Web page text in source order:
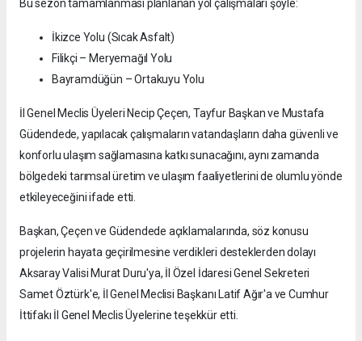
Bu sezon tamamlanması planlanan yol çalışmaları şöyle:
İkizce Yolu (Sıcak Asfalt)
Filikçi – Meryemağıl Yolu
Bayramdüğün – Ortakuyu Yolu
İl Genel Meclis Üyeleri Necip Çeçen, Tayfur Başkan ve Mustafa
Güdendede, yapılacak çalışmaların vatandaşların daha güvenli ve
konforlu ulaşım sağlamasına katkı sunacağını, aynı zamanda
bölgedeki tarımsal üretim ve ulaşım faaliyetlerini de olumlu yönde
etkileyeceğini ifade etti.
Başkan, Çeçen ve Güdendede açıklamalarında, söz konusu
projelerin hayata geçirilmesine verdikleri desteklerden dolayı
Aksaray Valisi Murat Duru'ya, İl Özel İdaresi Genel Sekreteri
Samet Öztürk'e, İl Genel Meclisi Başkanı Latif Ağır'a ve Cumhur
İttifakı İl Genel Meclis Üyelerine teşekkür etti.